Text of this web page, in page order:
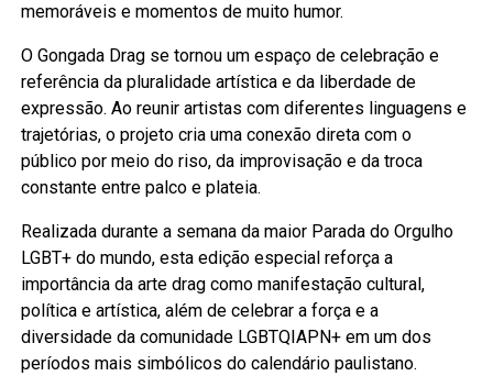
memoráveis e momentos de muito humor.
O Gongada Drag se tornou um espaço de celebração e
referência da pluralidade artística e da liberdade de
expressão. Ao reunir artistas com diferentes linguagens e
trajetórias, o projeto cria uma conexão direta com o
público por meio do riso, da improvisação e da troca
constante entre palco e plateia.
Realizada durante a semana da maior Parada do Orgulho
LGBT+ do mundo, esta edição especial reforça a
importância da arte drag como manifestação cultural,
política e artística, além de celebrar a força e a
diversidade da comunidade LGBTQIAPN+ em um dos
períodos mais simbólicos do calendário paulistano.